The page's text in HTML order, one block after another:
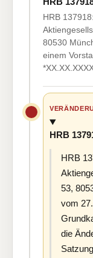
HRB
80530
einem
HRB
HRB
53,
vom
die